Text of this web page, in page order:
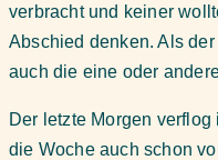
verbracht und keiner
Abschied denken. Als
auch die eine oder
Der letzte Morgen
die Woche auch schon